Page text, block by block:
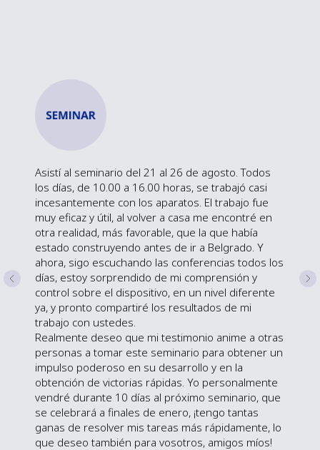
Asistí al seminario del 21 al 26 de agosto. Todos
los días, de 10.00 a 16.00 horas, se trabajó casi
incesantemente con los aparatos. El trabajo fue
muy eficaz y útil, al volver a casa me encontré en
otra realidad, más favorable, que la que había
estado construyendo antes de ir a Belgrado. Y
ahora, sigo escuchando las conferencias todos los
días, estoy sorprendido de mi comprensión y
control sobre el dispositivo, en un nivel diferente
ya, y pronto compartiré los resultados de mi
trabajo con ustedes.
Realmente deseo que mi testimonio anime a otras
personas a tomar este seminario para obtener un
impulso poderoso en su desarrollo y en la
obtención de victorias rápidas. Yo personalmente
vendré durante 10 días al próximo seminario, que
se celebrará a finales de enero, ¡tengo tantas
ganas de resolver mis tareas más rápidamente, lo
que deseo también para vosotros, amigos míos!